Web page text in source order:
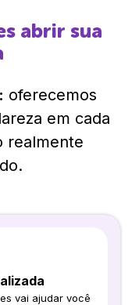
abrir sua
oferecemos
em cada
realmente
vai ajudar você